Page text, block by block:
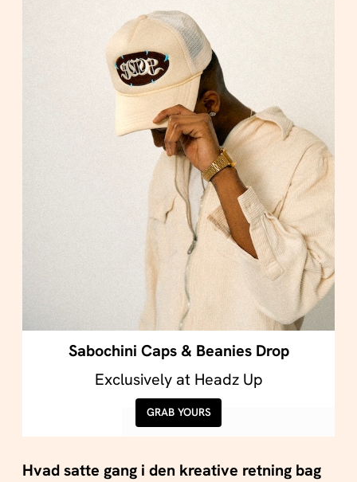
Sabochini Caps & Beanies Drop
Exclusively at Headz Up
GRAB YOURS
Hvad satte gang i den kreative retning bag